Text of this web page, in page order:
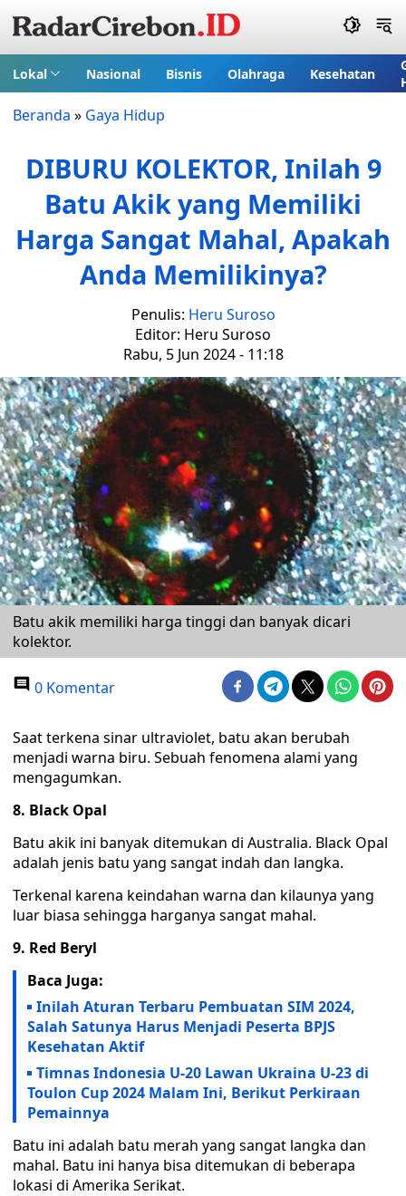
Lokal Nasional Bisnis Olahraga Kesehatan
Beranda » Gaya Hidup
DIBURU KOLEKTOR, Inilah 9
Batu Akik yang Memiliki
Harga Sangat Mahal, Apakah
Anda Memilikinya?
Penulis: Heru Suroso
Editor: Heru Suroso
Rabu, 5 Jun 2024 - 11:18
Batu akik memiliki harga tinggi dan banyak dicari
kolektor.
0 Komentar
Saat terkena sinar ultraviolet, batu akan berubah
menjadi warna biru. Sebuah fenomena alami yang
mengagumkan.
8. Black Opal
Batu akik ini banyak ditemukan di Australia. Black Opal
adalah jenis batu yang sangat indah dan langka.
Terkenal karena keindahan warna dan kilaunya yang
luar biasa sehingga harganya sangat mahal.
9. Red Beryl
Baca Juga:
Inilah Aturan Terbaru Pembuatan SIM 2024,
Salah Satunya Harus Menjadi Peserta BPJS
Kesehatan Aktif
Timnas Indonesia U-20 Lawan Ukraina U-23 di
Toulon Cup 2024 Malam Ini, Berikut Perkiraan
Pemainnya
Batu ini adalah batu merah yang sangat langka dan
mahal. Batu ini hanya bisa ditemukan di beberapa
lokasi di Amerika Serikat.